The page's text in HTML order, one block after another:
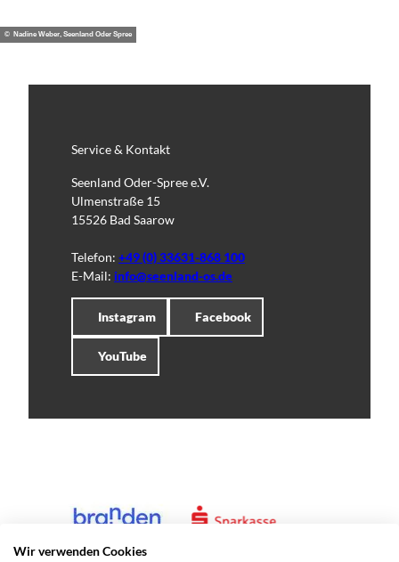
© Nadine Weber, Seenland Oder Spree
Service & Kontakt
Seenland Oder-Spree e.V.
Ulmenstraße 15
15526 Bad Saarow
Telefon: +49 (0) 33631-868 100
E-Mail: info@seenland-os.de
Instagram Facebook
YouTube
Wir verwenden Cookies